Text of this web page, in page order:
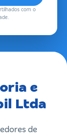
com o
e
Ltda
de